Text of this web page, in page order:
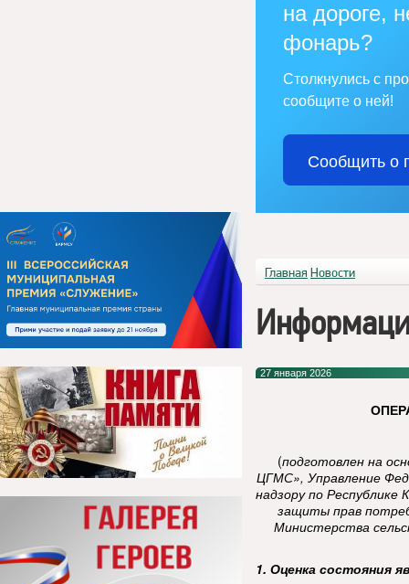
на дороге,
фонарь?
Столкнулись с
сообщите о ней!
Сообщить о
Главная Новости
27 января 2026
(подготовлен на
ЦГМС», Управление
надзору по Республике
защиты прав
Министерства
1. Оценка состояния